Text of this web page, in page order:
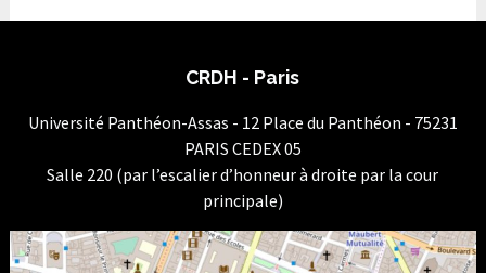
CRDH - Paris
Université Panthéon-Assas - 12 Place du Panthéon - 75231
PARIS CEDEX 05
Salle 220 (par l’escalier d’honneur à droite par la cour
principale)